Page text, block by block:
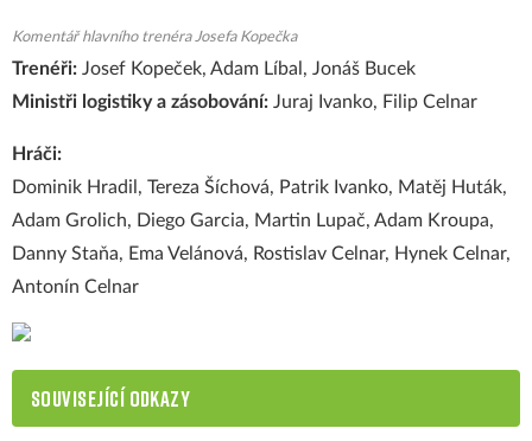
Komentář hlavního trenéra Josefa Kopečka
Trenéři: Josef Kopeček, Adam Líbal, Jonáš Bucek
Ministři logistiky a zásobování: Juraj Ivanko, Filip Celnar
Hráči:
Dominik Hradil, Tereza Šíchová, Patrik Ivanko, Matěj Huták,
Adam Grolich, Diego Garcia, Martin Lupač, Adam Kroupa,
Danny Staňa, Ema Velánová, Rostislav Celnar, Hynek Celnar,
Antonín Celnar
SOUVISEJÍCÍ ODKAZY